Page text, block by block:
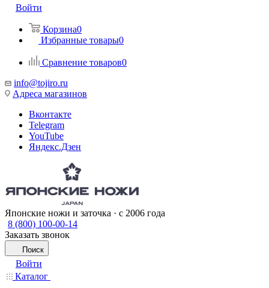
Войти
Корзина0
Избранные товары0
Сравнение товаров0
info@tojiro.ru
Адреса магазинов
Вконтакте
Telegram
YouTube
Яндекс.Дзен
Японские ножи и заточка · с 2006 года
8 (800) 100-00-14
Заказать звонок
Поиск
Войти
Каталог